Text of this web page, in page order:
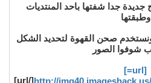
جديدة جدا شفتها باحد المنتديات
وطبقتها
ونستخدم صحن القهوة لتحديد الشكل
شوفوا الصور
[url=]
[/url]